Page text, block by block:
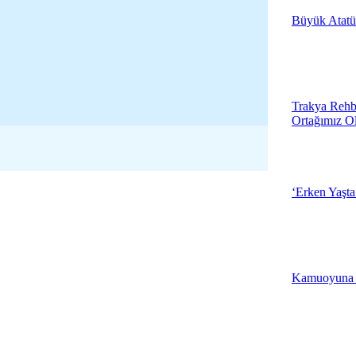
18:57 -
İlker
Tiyatro
Merkezi'nde
Büyük
Trakya
Ortağımız
‘Erken